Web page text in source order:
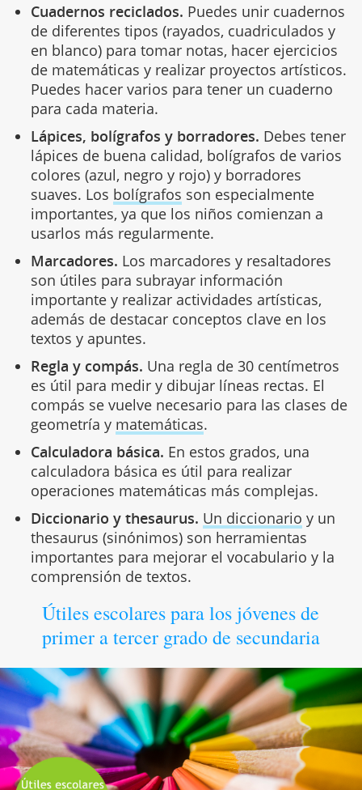
Cuadernos reciclados. Puedes unir cuadernos
de diferentes tipos (rayados, cuadriculados y
en blanco) para tomar notas, hacer ejercicios
de matemáticas y realizar proyectos artísticos.
Puedes hacer varios para tener un cuaderno
para cada materia.
Lápices, bolígrafos y borradores. Debes tener
lápices de buena calidad, bolígrafos de varios
colores (azul, negro y rojo) y borradores
suaves. Los bolígrafos son especialmente
importantes, ya que los niños comienzan a
usarlos más regularmente.
Marcadores. Los marcadores y resaltadores
son útiles para subrayar información
importante y realizar actividades artísticas,
además de destacar conceptos clave en los
textos y apuntes.
Regla y compás. Una regla de 30 centímetros
es útil para medir y dibujar líneas rectas. El
compás se vuelve necesario para las clases de
geometría y matemáticas.
Calculadora básica. En estos grados, una
calculadora básica es útil para realizar
operaciones matemáticas más complejas.
Diccionario y thesaurus. Un diccionario y un
thesaurus (sinónimos) son herramientas
importantes para mejorar el vocabulario y la
comprensión de textos.
Útiles escolares para los jóvenes de
primer a tercer grado de secundaria